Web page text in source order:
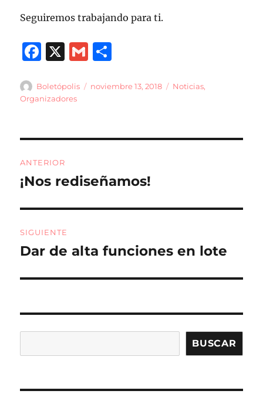
Seguiremos trabajando para ti.
F
c
e
o
o
k
X
G
ai m
rt
Autor
Boletópolis
Publicado
noviembre 13, 2018 Categorías
Noticias,
Organizadores
de
ANTERIOR
Entrada
¡Nos rediseñamos!
SIGUIENTE
Entrada
Dar de alta funciones en lote
BUSCAR